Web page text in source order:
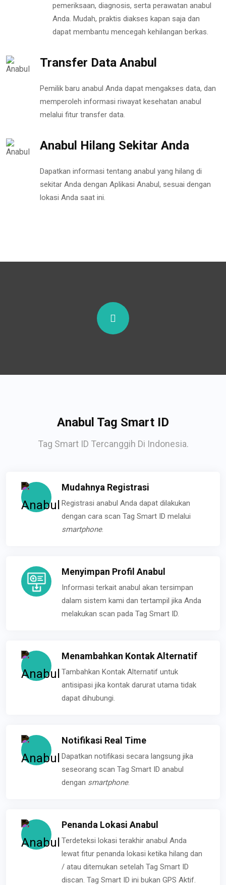
pemeriksaan, diagnosis, serta perawatan anabul
Anda. Mudah, praktis diakses kapan saja dan
dapat membantu mencegah kehilangan berkas.
Transfer Data Anabul
Pemilik baru anabul Anda dapat mengakses data, dan
memperoleh informasi riwayat kesehatan anabul
melalui fitur transfer data.
Anabul Hilang Sekitar Anda
Dapatkan informasi tentang anabul yang hilang di
sekitar Anda dengan Aplikasi Anabul, sesuai dengan
lokasi Anda saat ini.
Anabul Tag Smart ID
Tag Smart ID Tercanggih Di Indonesia.
Mudahnya Registrasi
Registrasi anabul Anda dapat dilakukan
dengan cara scan Tag Smart ID melalui
smartphone.
Menyimpan Profil Anabul
Informasi terkait anabul akan tersimpan
dalam sistem kami dan tertampil jika Anda
melakukan scan pada Tag Smart ID.
Menambahkan Kontak Alternatif
Tambahkan Kontak Alternatif untuk
antisipasi jika kontak darurat utama tidak
dapat dihubungi.
Notifikasi Real Time
Dapatkan notifikasi secara langsung jika
seseorang scan Tag Smart ID anabul
dengan smartphone.
Penanda Lokasi Anabul
Terdeteksi lokasi terakhir anabul Anda
lewat fitur penanda lokasi ketika hilang dan
/ atau ditemukan setelah Tag Smart ID
discan. Tag Smart ID ini bukan GPS Aktif.